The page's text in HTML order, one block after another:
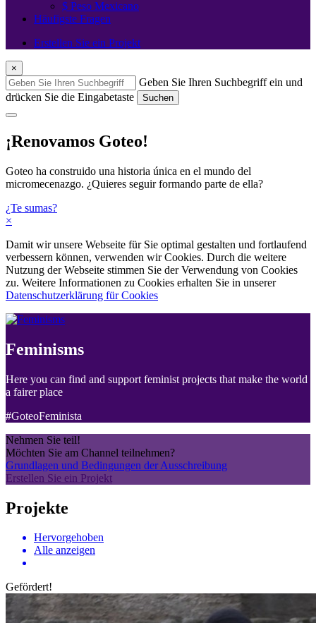
$ Peso Mexicano
Häufigste Fragen
Erstellen Sie ein Projekt
×
Geben Sie Ihren Suchbegriff ein und
drücken Sie die Eingabetaste
Suchen
¡Renovamos Goteo!
Goteo ha construido una historia única en el mundo del
micromecenazgo. ¿Quieres seguir formando parte de ella?
¿Te sumas?
×
Damit wir unsere Webseite für Sie optimal gestalten und fortlaufend
verbessern können, verwenden wir Cookies. Durch die weitere
Nutzung der Webseite stimmen Sie der Verwendung von Cookies
zu. Weitere Informationen zu Cookies erhalten Sie in unserer
Datenschutzerklärung für Cookies
Feminisms
Here you can find and support feminist projects that make the world
a fairer place
#GoteoFeminista
Nehmen Sie teil!
Möchten Sie am Channel teilnehmen?
Grundlagen und Bedingungen der Ausschreibung
Erstellen Sie ein Projekt
Projekte
Hervorgehoben
Alle anzeigen
Gefördert!